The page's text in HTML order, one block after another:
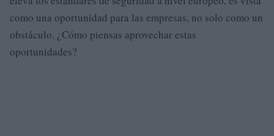
como una oportunidad para las empresas, no solo como un
obstáculo. ¿Cómo piensas aprovechar estas
oportunidades?